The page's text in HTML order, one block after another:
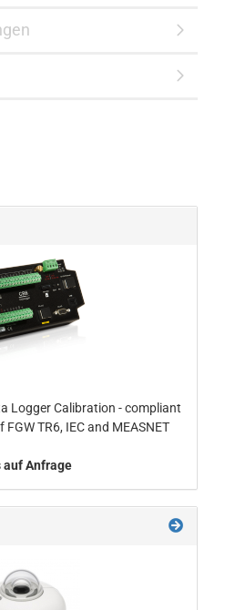
Logger Calibration - compliant
TR6, IEC and MEASNET
auf Anfrage